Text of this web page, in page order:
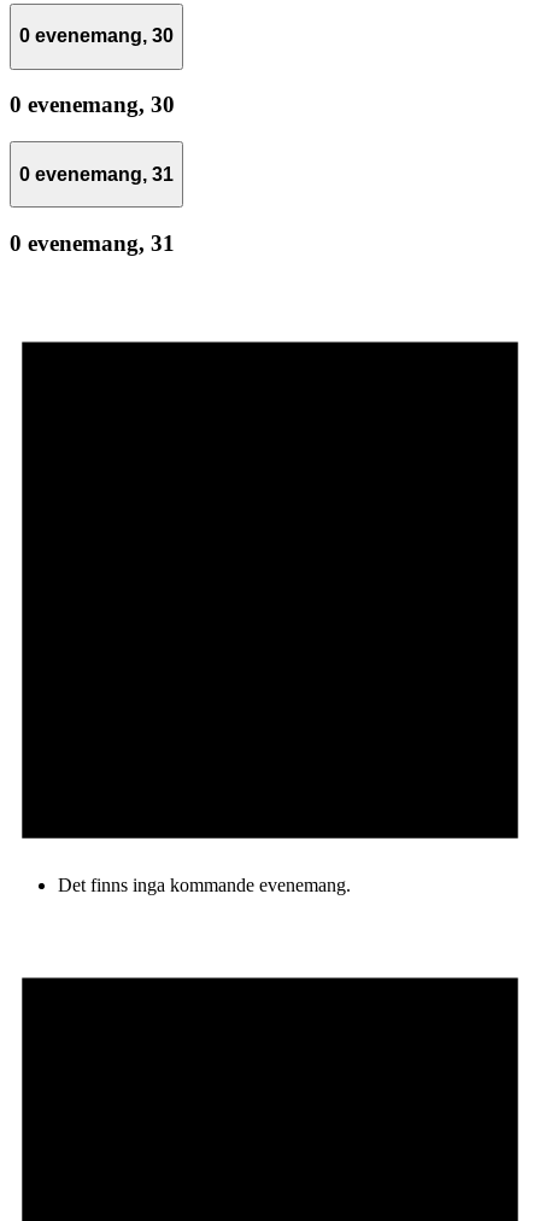
0 evenemang, 30
0 evenemang, 30
0 evenemang, 31
0 evenemang, 31
Det finns inga kommande evenemang.